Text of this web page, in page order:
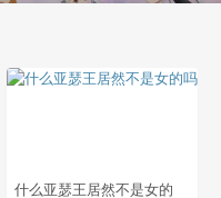
什么亚瑟王居然不是女的